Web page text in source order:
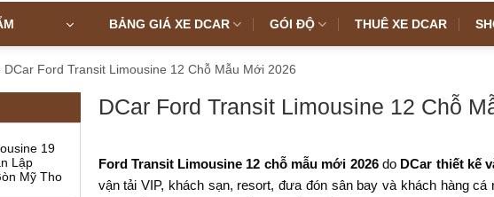
BẢNG GIÁ XE DCAR GÓI ĐỘ THUÊ XE DCAR
DCar Ford Transit Limousine 12 Chỗ Mẫu Mới 2026
19
Lập
Mỹ Tho
DCar Ford Transit Limousine 12 Chỗ
Ford Transit Limousine 12 chỗ mẫu mới 2026do DCar thiết kế
vận tải VIP, khách sạn, resort, đưa đón sân bay và khách hàng